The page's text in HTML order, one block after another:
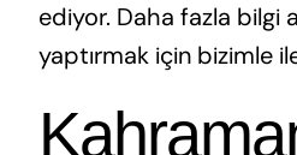
ediyor. Daha fazla bilgi
yaptırmak için bizimle